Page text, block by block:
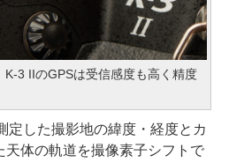
3 IIのGPSは受信感度も高く精度
定した撮影地の緯度・経度とカ
天体の軌道を撮像素子シフトで